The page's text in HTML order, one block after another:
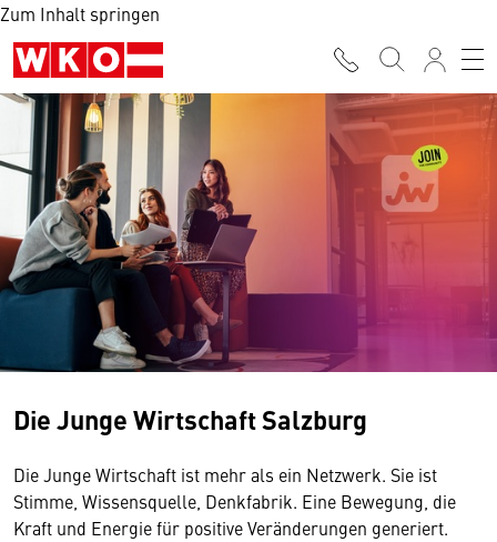
Zum Inhalt springen
Die Junge Wirtschaft Salzburg
Die Junge Wirtschaft ist mehr als ein Netzwerk. Sie ist
Stimme, Wissensquelle, Denkfabrik. Eine Bewegung, die
Kraft und Energie für positive Veränderungen generiert.